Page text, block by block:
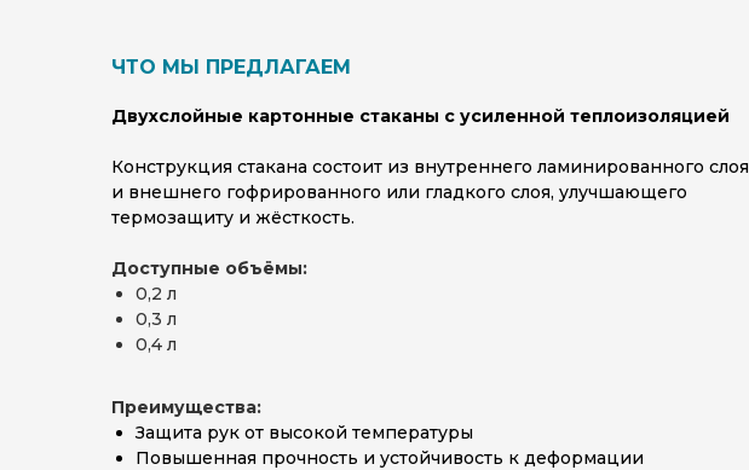
ЧТО МЫ ПРЕДЛАГАЕМ
Двухслойные картонные стаканы с усиленной теплоизоляцией
Конструкция стакана состоит из внутреннего ламинированного слоя
и внешнего гофрированного или гладкого слоя, улучшающего
термозащиту и жёсткость.
Доступные объёмы:
0,2 л
0,3 л
0,4 л
Преимущества:
Защита рук от высокой температуры
Повышенная прочность и устойчивость к деформации